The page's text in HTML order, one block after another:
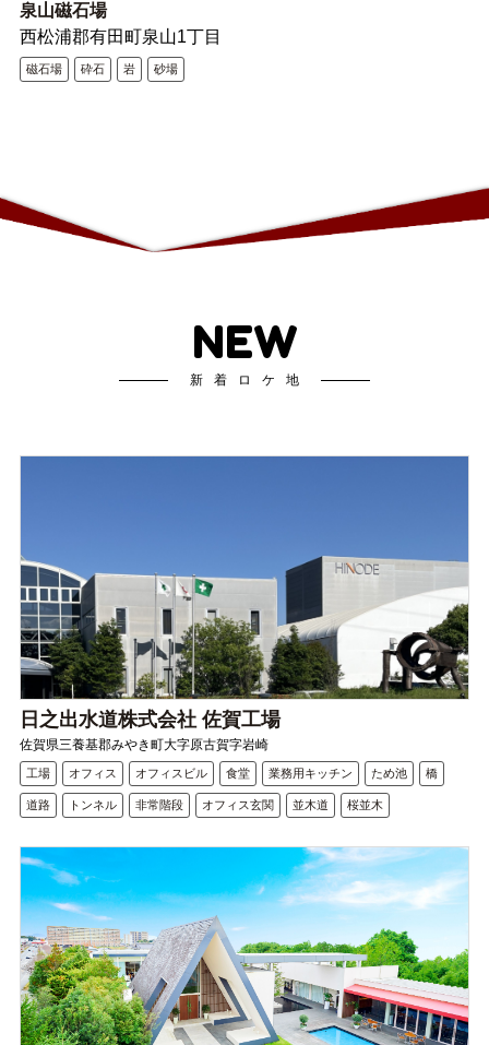
泉山磁石場
西松浦郡有田町泉山1丁目
磁石場 砕石 岩 砂場
NEW
新着ロケ地
日之出水道株式会社 佐賀工場
佐賀県三養基郡みやき町大字原古賀字岩崎
工場 オフィス オフィスビル 食堂 業務用キッチン ため池 橋
道路 トンネル 非常階段 オフィス玄関 並木道 桜並木